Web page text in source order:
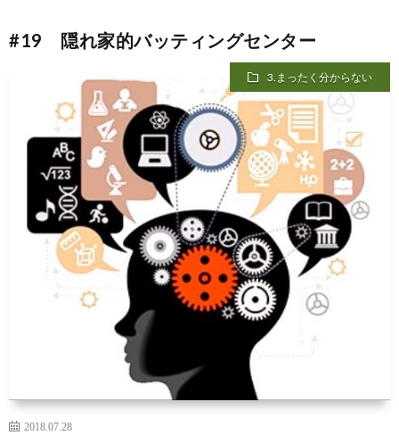
#19 隠れ家的バッティングセンター
3.まったく分からない
2018.07.28